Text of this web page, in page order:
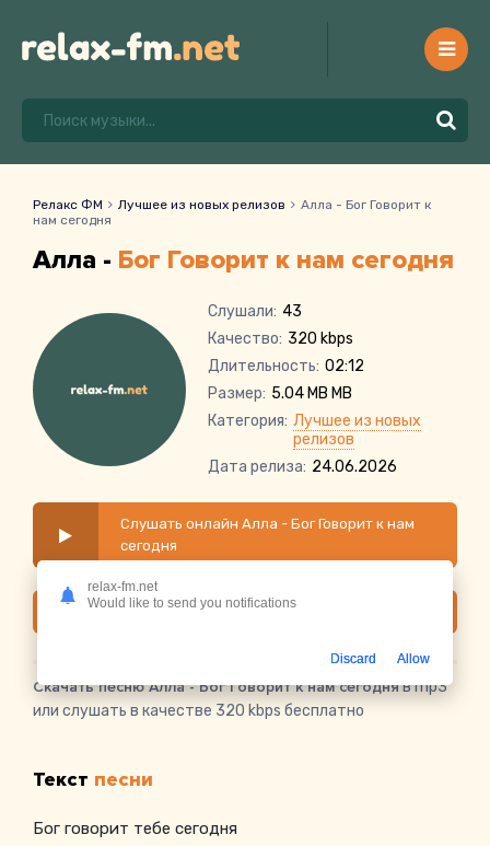
Релакс ФМ Лучшее из новых релизов
Алла - Бог Говорит к
нам сегодня
Алла - Бог Говорит к нам сегодня
Слушали: 43
Качество: 320 kbps
Длительность: 02:12
Размер: 5.04 MB MB
Категория: Лучшее из новых
релизов
Дата релиза: 24.06.2026
Слушать онлайн Алла - Бог Говорит к нам
сегодня
Скачать
Скачать песню Алла - Бог Говорит к нам сегодняв mp3
или слушать в качестве 320 kbps бесплатно
Текст песни
Бог говорит тебе сегодня
relax-fm.net
Would like to send you notifications
Discard Allow